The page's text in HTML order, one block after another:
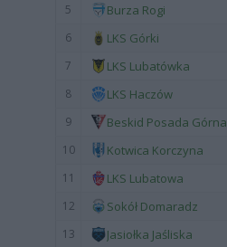
5 Burza Rogi
6 LKS Górki
7 LKS Lubatówka
8 LKS Haczów
9 Beskid Posada Górna
10 Kotwica Korczyna
11 LKS Lubatowa
12 Sokół Domaradz
13 Jasiołka Jaśliska